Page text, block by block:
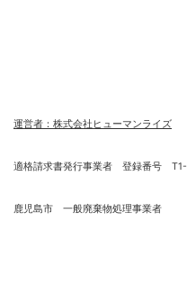
運営者：株式会社ヒューマンライズ
適格請求書発行事業者 登録番号
鹿児島市 一般廃棄物処理事業者